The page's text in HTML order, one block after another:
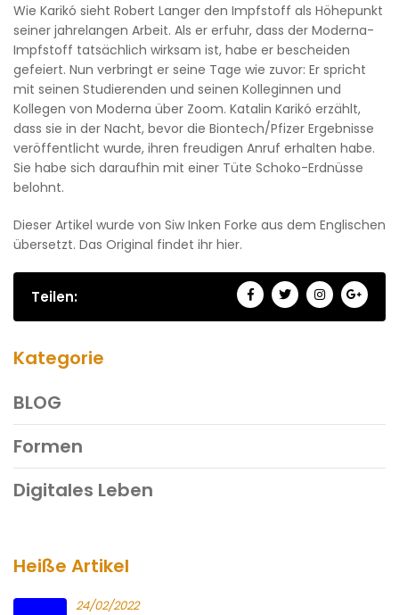
Wie Karikó sieht Robert Langer den Impfstoff als Höhepunkt
seiner jahrelangen Arbeit. Als er erfuhr, dass der Moderna-
Impfstoff tatsächlich wirksam ist, habe er bescheiden
gefeiert. Nun verbringt er seine Tage wie zuvor: Er spricht
mit seinen Studierenden und seinen Kolleginnen und
Kollegen von Moderna über Zoom. Katalin Karikó erzählt,
dass sie in der Nacht, bevor die Biontech/Pfizer Ergebnisse
veröffentlicht wurde, ihren freudigen Anruf erhalten habe.
Sie habe sich daraufhin mit einer Tüte Schoko-Erdnüsse
belohnt.
Dieser Artikel wurde von Siw Inken Forke aus dem Englischen
übersetzt. Das Original findet ihr hier.
Teilen:
Kategorie
BLOG
Formen
Digitales Leben
Heiße Artikel
24/02/2022